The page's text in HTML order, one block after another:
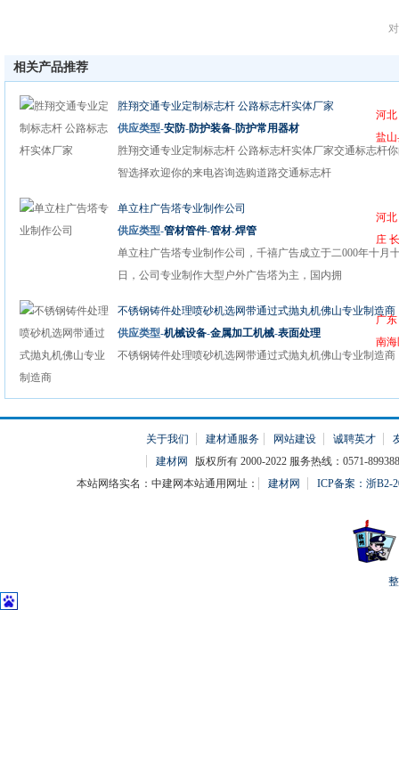
相关产品推荐
胜翔交通专业定制标志杆 公路标志杆实体厂家
河
盐
供应类型-安防-防护装备-防护常用器材
胜翔交通专业定制标志杆 公路标志杆实体厂家交通标志杆
智选择欢迎你的来电咨询选购道路交通标志杆
单立柱广告塔专业制作公司
河
庄
供应类型-管材管件-管材-焊管
单立柱广告塔专业制作公司，千禧广告成立于二000年十月
日，公司专业制作大型户外广告塔为主，国内拥
不锈钢铸件处理喷砂机选网带通过式抛丸机佛山专业制造商
广
南
供应类型-机械设备-金属加工机械-表面处理
不锈钢铸件处理喷砂机选网带通过式抛丸机佛山专业制造商
关于我们 建材通服务 网站建设 诚聘英才
建材网
版权所有 2000-2022 服务热线：0571-
本站网络实名：中建网本站通用网址：
建材网 ICP备案：浙B2-